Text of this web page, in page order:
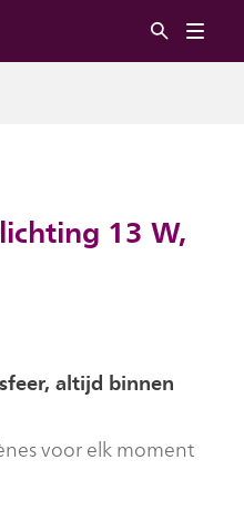
13 W,
altijd binnen
voor elk moment